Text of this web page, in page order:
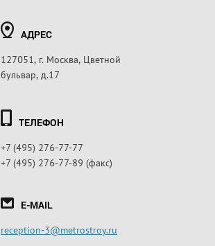
АДРЕС
127051, г. Москва, Цветной
бульвар, д.17
ТЕЛЕФОН
+7 (495) 276-77-77
+7 (495) 276-77-89 (факс)
E-MAIL
reception-3@metrostroy.ru